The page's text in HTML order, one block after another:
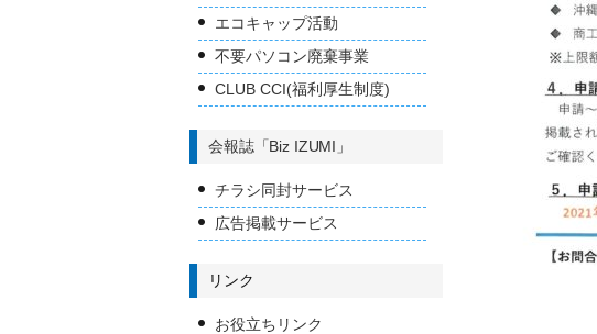
エコキャップ活動
不要パソコン廃棄事業
CLUB CCI(福利厚生制度)
会報誌「Biz IZUMI」
チラシ同封サービス
広告掲載サービス
リンク
お役立ちリンク